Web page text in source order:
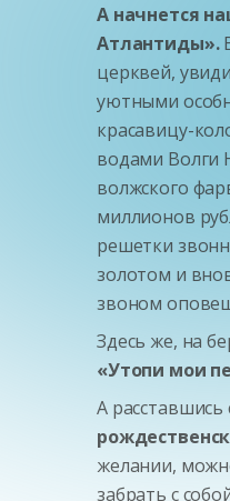
А начнется
Атлантиды».
церквей,
уютными
красавицу-
водами Волги
волжского
миллионов
решетки
золотом и
звоном
Здесь же, на
«Утопи мои
А расставшись
желании,
забрать с